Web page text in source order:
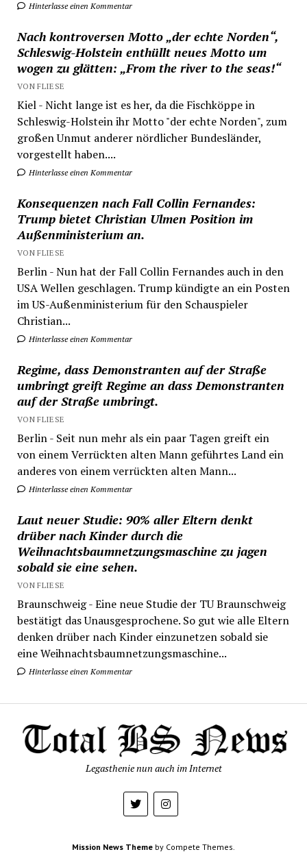
Hinterlasse einen Kommentar
Nach kontroversen Motto „der echte Norden“,
Schleswig-Holstein enthüllt neues Motto um
wogen zu glätten: „From the river to the seas!“
VON FLIESE
Kiel - Nicht lange ist es her, da die Fischköppe in
Schleswig-Holstein ihr Motto "der echte Norden", zum
großen Unmut anderer nördlicher Bundesländer,
vorgestellt haben....
Hinterlasse einen Kommentar
Konsequenzen nach Fall Collin Fernandes:
Trump bietet Christian Ulmen Position im
Außenministerium an.
VON FLIESE
Berlin - Nun hat der Fall Collin Fernandes auch in den
USA Wellen geschlagen. Trump kündigte an ein Posten
im US-Außenministerium für den Schauspieler
Christian...
Hinterlasse einen Kommentar
Regime, dass Demonstranten auf der Straße
umbringt greift Regime an dass Demonstranten
auf der Straße umbringt.
VON FLIESE
Berlin - Seit nun mehr als ein paar Tagen greift ein
von einem Verrückten alten Mann geführtes Land ein
anderes von einem verrückten alten Mann...
Hinterlasse einen Kommentar
Laut neuer Studie: 90% aller Eltern denkt
drüber nach Kinder durch die
Weihnachtsbaumnetzungsmaschine zu jagen
sobald sie eine sehen.
VON FLIESE
Braunschweig - Eine neue Studie der TU Braunschweig
bestätigt das Unausgesprochene. So gut wie alle Eltern
denken drüber nach Kinder einzunetzen sobald sie
eine Weihnachtsbaumnetzungsmaschine...
Hinterlasse einen Kommentar
Legasthenie nun auch im Internet
Mission News Theme by Compete Themes.